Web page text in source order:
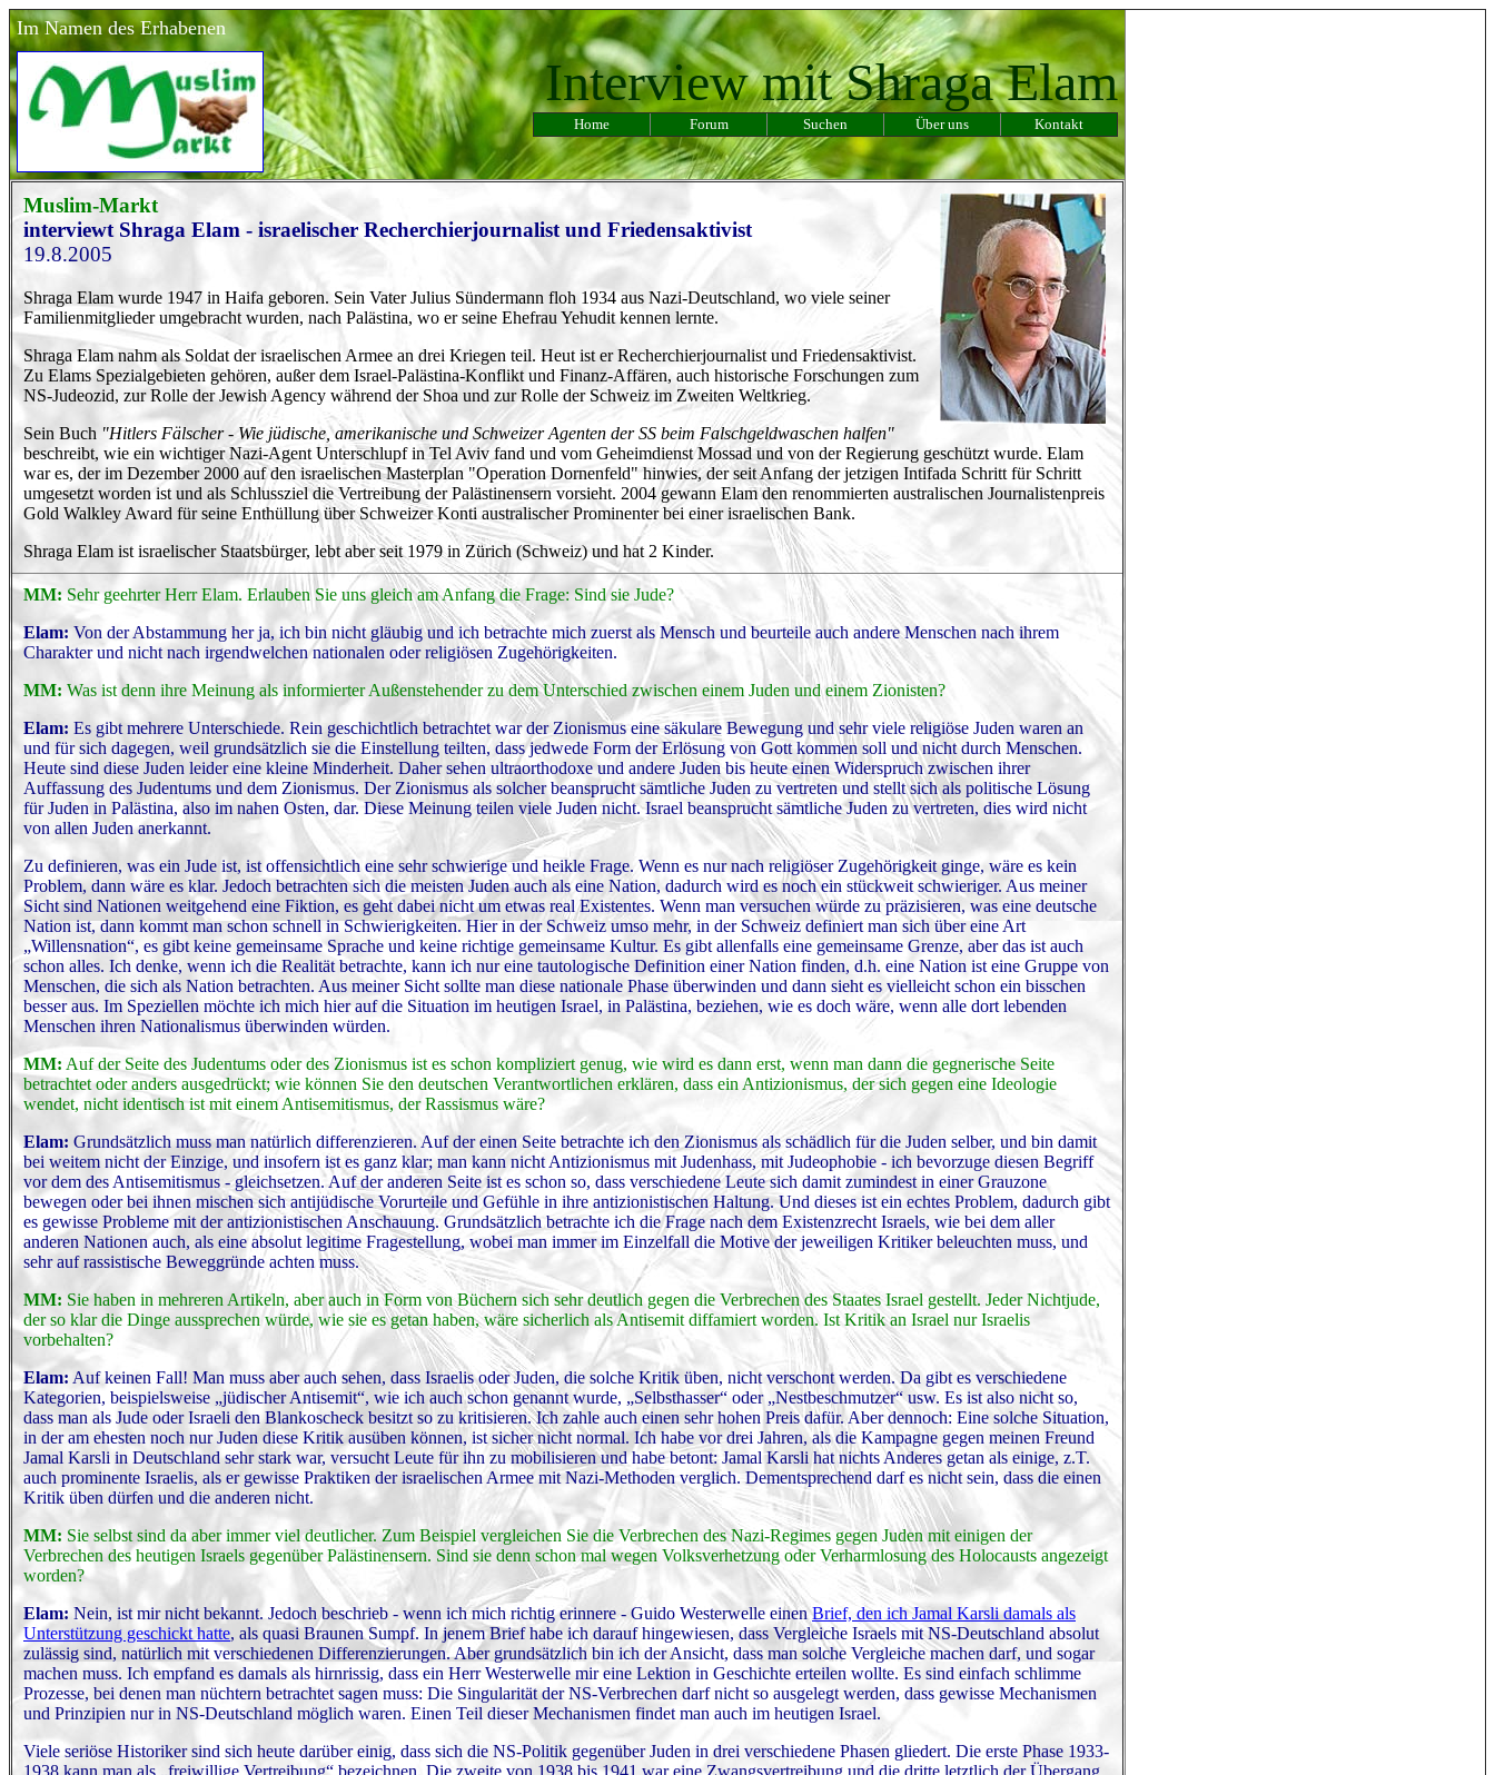
Im Namen des Erhabenen
Interview mit Shraga Elam
Home Forum Suchen Über uns Kontakt
Muslim-Markt
interviewt Shraga Elam - israelischer Recherchierjournalist und Friedensaktivist
19.8.2005
Shraga Elam wurde 1947 in Haifa geboren. Sein Vater Julius Sündermann floh 1934 aus Nazi-Deutschland, wo viele seiner
Familienmitglieder umgebracht wurden, nach Palästina, wo er seine Ehefrau Yehudit kennen lernte.
Shraga Elam nahm als Soldat der israelischen Armee an drei Kriegen teil. Heut ist er Recherchierjournalist und Friedensaktivist.
Zu Elams Spezialgebieten gehören, außer dem Israel-Palästina-Konflikt und Finanz-Affären, auch historische Forschungen zum
NS-Judeozid, zur Rolle der Jewish Agency während der Shoa und zur Rolle der Schweiz im Zweiten Weltkrieg.
Sein Buch "Hitlers Fälscher - Wie jüdische, amerikanische und Schweizer Agenten der SS beim Falschgeldwaschen halfen"
beschreibt, wie ein wichtiger Nazi-Agent Unterschlupf in Tel Aviv fand und vom Geheimdienst Mossad und von der Regierung geschützt wurde. Elam
war es, der im Dezember 2000 auf den israelischen Masterplan "Operation Dornenfeld" hinwies, der seit Anfang der jetzigen Intifada Schritt für Schritt
umgesetzt worden ist und als Schlussziel die Vertreibung der Palästinensern vorsieht. 2004 gewann Elam den renommierten australischen Journalistenpreis
Gold Walkley Award für seine Enthüllung über Schweizer Konti australischer Prominenter bei einer israelischen Bank.
Shraga Elam ist israelischer Staatsbürger, lebt aber seit 1979 in Zürich (Schweiz) und hat 2 Kinder.
MM: Sehr geehrter Herr Elam. Erlauben Sie uns gleich am Anfang die Frage: Sind sie Jude?
Elam: Von der Abstammung her ja, ich bin nicht gläubig und ich betrachte mich zuerst als Mensch und beurteile auch andere Menschen nach ihrem
Charakter und nicht nach irgendwelchen nationalen oder religiösen Zugehörigkeiten.
MM: Was ist denn ihre Meinung als informierter Außenstehender zu dem Unterschied zwischen einem Juden und einem Zionisten?
Elam: Es gibt mehrere Unterschiede. Rein geschichtlich betrachtet war der Zionismus eine säkulare Bewegung und sehr viele religiöse Juden waren an
und für sich dagegen, weil grundsätzlich sie die Einstellung teilten, dass jedwede Form der Erlösung von Gott kommen soll und nicht durch Menschen.
Heute sind diese Juden leider eine kleine Minderheit. Daher sehen ultraorthodoxe und andere Juden bis heute einen Widerspruch zwischen ihrer
Auffassung des Judentums und dem Zionismus. Der Zionismus als solcher beansprucht sämtliche Juden zu vertreten und stellt sich als politische Lösung
für Juden in Palästina, also im nahen Osten, dar. Diese Meinung teilen viele Juden nicht. Israel beansprucht sämtliche Juden zu vertreten, dies wird nicht
von allen Juden anerkannt.
Zu definieren, was ein Jude ist, ist offensichtlich eine sehr schwierige und heikle Frage. Wenn es nur nach religiöser Zugehörigkeit ginge, wäre es kein
Problem, dann wäre es klar. Jedoch betrachten sich die meisten Juden auch als eine Nation, dadurch wird es noch ein stückweit schwieriger. Aus meiner
Sicht sind Nationen weitgehend eine Fiktion, es geht dabei nicht um etwas real Existentes. Wenn man versuchen würde zu präzisieren, was eine deutsche
Nation ist, dann kommt man schon schnell in Schwierigkeiten. Hier in der Schweiz umso mehr, in der Schweiz definiert man sich über eine Art
„Willensnation“, es gibt keine gemeinsame Sprache und keine richtige gemeinsame Kultur. Es gibt allenfalls eine gemeinsame Grenze, aber das ist auch
schon alles. Ich denke, wenn ich die Realität betrachte, kann ich nur eine tautologische Definition einer Nation finden, d.h. eine Nation ist eine Gruppe von
Menschen, die sich als Nation betrachten. Aus meiner Sicht sollte man diese nationale Phase überwinden und dann sieht es vielleicht schon ein bisschen
besser aus. Im Speziellen möchte ich mich hier auf die Situation im heutigen Israel, in Palästina, beziehen, wie es doch wäre, wenn alle dort lebenden
Menschen ihren Nationalismus überwinden würden.
MM: Auf der Seite des Judentums oder des Zionismus ist es schon kompliziert genug, wie wird es dann erst, wenn man dann die gegnerische Seite
betrachtet oder anders ausgedrückt; wie können Sie den deutschen Verantwortlichen erklären, dass ein Antizionismus, der sich gegen eine Ideologie
wendet, nicht identisch ist mit einem Antisemitismus, der Rassismus wäre?
Elam: Grundsätzlich muss man natürlich differenzieren. Auf der einen Seite betrachte ich den Zionismus als schädlich für die Juden selber, und bin damit
bei weitem nicht der Einzige, und insofern ist es ganz klar; man kann nicht Antizionismus mit Judenhass, mit Judeophobie - ich bevorzuge diesen Begriff
vor dem des Antisemitismus - gleichsetzen. Auf der anderen Seite ist es schon so, dass verschiedene Leute sich damit zumindest in einer Grauzone
bewegen oder bei ihnen mischen sich antijüdische Vorurteile und Gefühle in ihre antizionistischen Haltung. Und dieses ist ein echtes Problem, dadurch gibt
es gewisse Probleme mit der antizionistischen Anschauung. Grundsätzlich betrachte ich die Frage nach dem Existenzrecht Israels, wie bei dem aller
anderen Nationen auch, als eine absolut legitime Fragestellung, wobei man immer im Einzelfall die Motive der jeweiligen Kritiker beleuchten muss, und
sehr auf rassistische Beweggründe achten muss.
MM: Sie haben in mehreren Artikeln, aber auch in Form von Büchern sich sehr deutlich gegen die Verbrechen des Staates Israel gestellt. Jeder Nichtjude,
der so klar die Dinge aussprechen würde, wie sie es getan haben, wäre sicherlich als Antisemit diffamiert worden. Ist Kritik an Israel nur Israelis
vorbehalten?
Elam: Auf keinen Fall! Man muss aber auch sehen, dass Israelis oder Juden, die solche Kritik üben, nicht verschont werden. Da gibt es verschiedene
Kategorien, beispielsweise „jüdischer Antisemit“, wie ich auch schon genannt wurde, „Selbsthasser“ oder „Nestbeschmutzer“ usw. Es ist also nicht so,
dass man als Jude oder Israeli den Blankoscheck besitzt so zu kritisieren. Ich zahle auch einen sehr hohen Preis dafür. Aber dennoch: Eine solche Situation,
in der am ehesten noch nur Juden diese Kritik ausüben können, ist sicher nicht normal. Ich habe vor drei Jahren, als die Kampagne gegen meinen Freund
Jamal Karsli in Deutschland sehr stark war, versucht Leute für ihn zu mobilisieren und habe betont: Jamal Karsli hat nichts Anderes getan als einige, z.T.
auch prominente Israelis, als er gewisse Praktiken der israelischen Armee mit Nazi-Methoden verglich. Dementsprechend darf es nicht sein, dass die einen
Kritik üben dürfen und die anderen nicht.
MM: Sie selbst sind da aber immer viel deutlicher. Zum Beispiel vergleichen Sie die Verbrechen des Nazi-Regimes gegen Juden mit einigen der
Verbrechen des heutigen Israels gegenüber Palästinensern. Sind sie denn schon mal wegen Volksverhetzung oder Verharmlosung des Holocausts angezeigt
worden?
Elam: Nein, ist mir nicht bekannt. Jedoch beschrieb - wenn ich mich richtig erinnere - Guido Westerwelle einenBrief, den ich Jamal Karsli damals als
Unterstützung geschickt hatte, als quasi Braunen Sumpf. In jenem Brief habe ich darauf hingewiesen, dass Vergleiche Israels mit NS-Deutschland absolut
zulässig sind, natürlich mit verschiedenen Differenzierungen. Aber grundsätzlich bin ich der Ansicht, dass man solche Vergleiche machen darf, und sogar
machen muss. Ich empfand es damals als hirnrissig, dass ein Herr Westerwelle mir eine Lektion in Geschichte erteilen wollte. Es sind einfach schlimme
Prozesse, bei denen man nüchtern betrachtet sagen muss: Die Singularität der NS-Verbrechen darf nicht so ausgelegt werden, dass gewisse Mechanismen
und Prinzipien nur in NS-Deutschland möglich waren. Einen Teil dieser Mechanismen findet man auch im heutigen Israel.
Viele seriöse Historiker sind sich heute darüber einig, dass sich die NS-Politik gegenüber Juden in drei verschiedene Phasen gliedert. Die erste Phase 1933-
1938 kann man als „freiwillige Vertreibung“ bezeichnen. Die zweite von 1938 bis 1941 war eine Zwangsvertreibung und die dritte letztlich der Übergang